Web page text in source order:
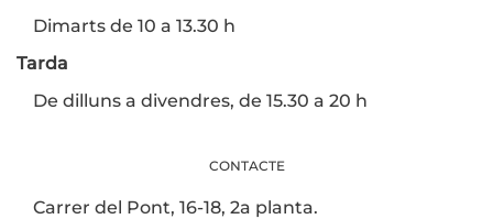
Dimarts de 10 a 13.30 h
Tarda
De dilluns a divendres, de 15.30 a 20 h
CONTACTE
Carrer del Pont, 16-18, 2a planta.